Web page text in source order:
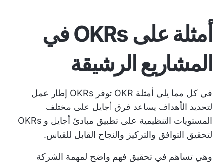
أمثلة على OKRs في
المشاريع الرشيقة
في كل مما يلي أمثلة OKR
توفر OKRs إطار عمل
لتحديد الأهداف يساعد فرق أجايل على مختلف
المستويات التنظيمية على تطبيق مبادئ أجايل و OKRs
لتحقيق التوافق والتركيز والنجاح القابل للقياس.
وهي تساهم في تحقيق فهم واضح لمهمة الشركة